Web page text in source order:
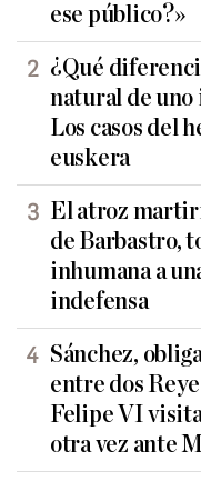
ese público?»
¿Qué
natural de uno
Los casos del
euskera
El atroz
de Barbastro,
inhumana a
indefensa
Sánchez,
entre dos
Felipe VI
otra vez ante